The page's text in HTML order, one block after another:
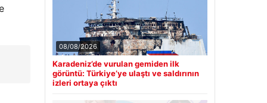
08/08/2026
Karadeniz’de vurulan gemiden ilk
görüntü: Türkiye’ye ulaştı ve saldırının
izleri ortaya çıktı